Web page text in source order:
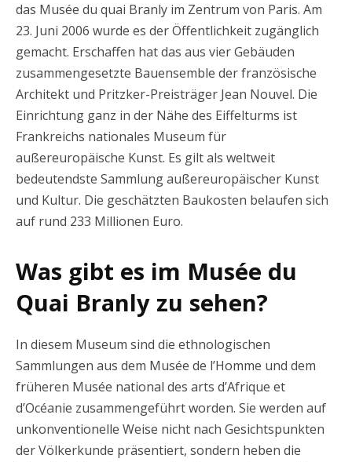
das Musée du quai Branly im Zentrum von Paris. Am
23. Juni 2006 wurde es der Öffentlichkeit zugänglich
gemacht. Erschaffen hat das aus vier Gebäuden
zusammengesetzte Bauensemble der französische
Architekt und Pritzker-Preisträger Jean Nouvel. Die
Einrichtung ganz in der Nähe des Eiffelturms ist
Frankreichs nationales Museum für
außereuropäische Kunst. Es gilt als weltweit
bedeutendste Sammlung außereuropäischer Kunst
und Kultur. Die geschätzten Baukosten belaufen sich
auf rund 233 Millionen Euro.
Was gibt es im Musée du
Quai Branly zu sehen?
In diesem Museum sind die ethnologischen
Sammlungen aus dem Musée de l’Homme und dem
früheren Musée national des arts d’Afrique et
d’Océanie zusammengeführt worden. Sie werden auf
unkonventionelle Weise nicht nach Gesichtspunkten
der Völkerkunde präsentiert, sondern heben die